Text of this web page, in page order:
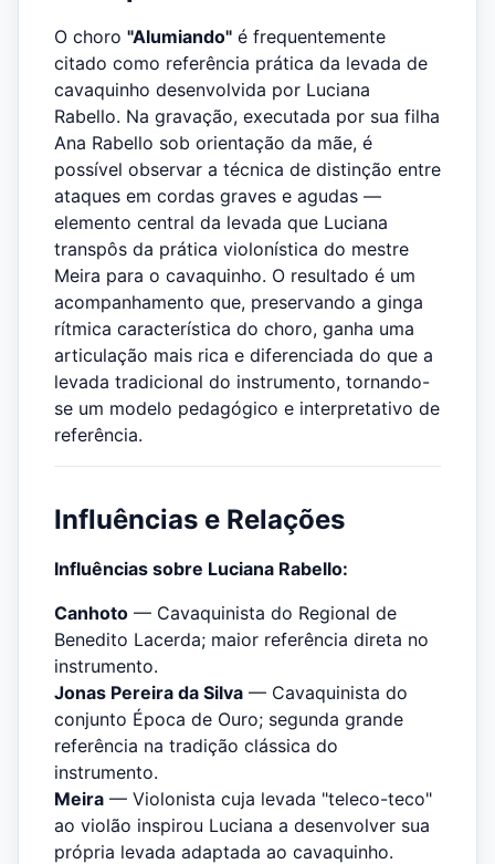
O choro "Alumiando" é frequentemente
citado como referência prática da levada de
cavaquinho desenvolvida por Luciana
Rabello. Na gravação, executada por sua filha
Ana Rabello sob orientação da mãe, é
possível observar a técnica de distinção entre
ataques em cordas graves e agudas —
elemento central da levada que Luciana
transpôs da prática violonística do mestre
Meira para o cavaquinho. O resultado é um
acompanhamento que, preservando a ginga
rítmica característica do choro, ganha uma
articulação mais rica e diferenciada do que a
levada tradicional do instrumento, tornando-
se um modelo pedagógico e interpretativo de
referência.
Influências e Relações
Influências sobre Luciana Rabello:
Canhoto — Cavaquinista do Regional de
Benedito Lacerda; maior referência direta no
instrumento.
Jonas Pereira da Silva — Cavaquinista do
conjunto Época de Ouro; segunda grande
referência na tradição clássica do
instrumento.
Meira — Violonista cuja levada "teleco-teco"
ao violão inspirou Luciana a desenvolver sua
própria levada adaptada ao cavaquinho.